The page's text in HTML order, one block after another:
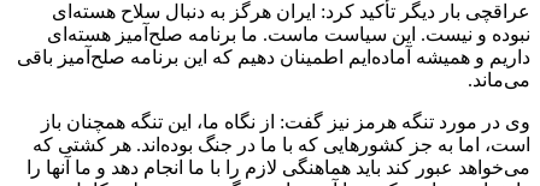
عراقچی بار دیگر تأکید کرد: ایران هرگز به دنبال سلاح هسته‌ای
نبوده و نیست. این سیاست ماست. ما برنامه صلح‌آمیز هسته‌ای
داریم و همیشه آماده‌ایم اطمینان دهیم که این برنامه صلح‌آمیز باقی
می‌ماند.
وی در مورد تنگه هرمز نیز گفت: از نگاه ما، این تنگه همچنان باز
است، اما به جز کشورهایی که با ما در جنگ بوده‌اند. هر کشتی که
می‌خواهد عبور کند باید هماهنگی لازم را با ما انجام دهد و ما آنها را